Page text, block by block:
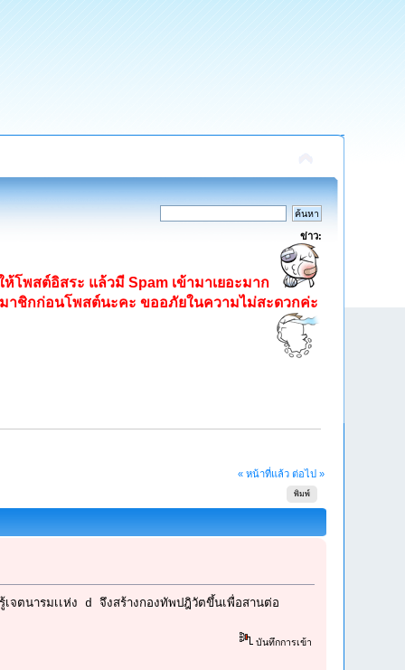
ข่าว:
ห้โพสต์อิสระ แล้วมี Spam เข้ามาเยอะมาก
าชิกก่อนโพสต์นะคะ ขออภัยในความไม่สะดวกค่ะ
« หน้าที่แล้ว ต่อไป »
พิมพ์
ตนารมเเห่ง d จึงสร้างกองทัพปฎิวัตขึ้นเพื่อสานต่อ
บันทึกการเข้า